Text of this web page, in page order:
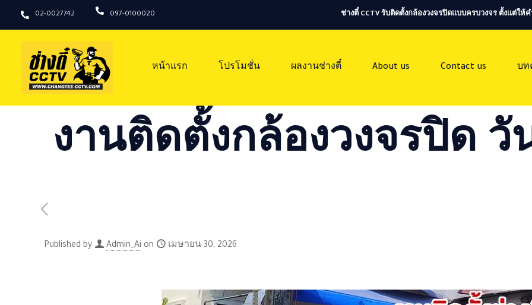
02-0027742 097-0100020 ช่างตี๋ CCTV รับติดตั้งกล้องวงจรปิดแบบครบวงจร ตั้งแต่
หน้าแรก โปรโมชั่น ผลงานช่างตี๋ About us Contact us บท
งานติดตั้งกล้องวงจรปิด วั
Published by Admin_Ai on เมษายน 30, 2026